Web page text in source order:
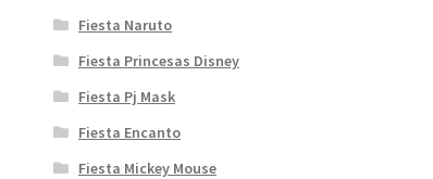
Fiesta Naruto
Fiesta Princesas Disney
Fiesta Pj Mask
Fiesta Encanto
Fiesta Mickey Mouse